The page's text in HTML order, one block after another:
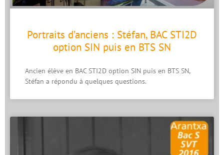
Portraits d’anciens : Stéfan, BAC STI2D
option SIN puis en BTS SN
Ancien élève en BAC STI2D option SIN puis en BTS SN,
Stéfan a répondu à quelques questions.